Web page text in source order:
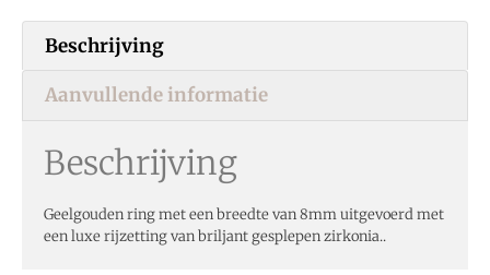
Beschrijving
Aanvullende informatie
Beschrijving
Geelgouden ring met een breedte van 8mm uitgevoerd met
een luxe rijzetting van briljant gesplepen zirkonia..